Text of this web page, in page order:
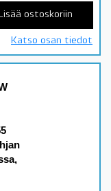
Lisää ostoskoriin
Katso osan tiedot